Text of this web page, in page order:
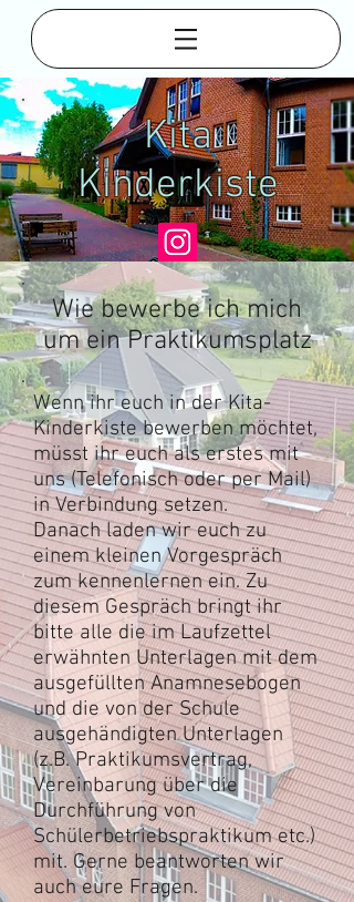
Kita
Kinderkiste
Wie bewerbe ich mich
um ein Praktikumsplatz
Wenn ihr euch in der Kita-
Kinderkiste bewerben möchtet,
müsst ihr euch als erstes mit
uns (Telefonisch oder per Mail)
in Verbindung setzen.
Danach laden wir euch zu
einem kleinen Vorgespräch
zum kennenlernen ein. Zu
diesem Gespräch bringt ihr
bitte alle die im Laufzettel
erwähnten Unterlagen mit dem
ausgefüllten Anamnesebogen
und die von der Schule
ausgehändigten Unterlagen
(z.B. Praktikumsvertrag,
Vereinbarung über die
Durchführung von
Schülerbetriebspraktikum etc.)
mit. Gerne beantworten wir
auch eure Fragen.